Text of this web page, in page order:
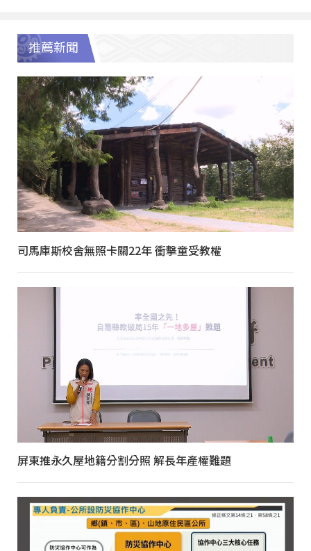
推薦新聞
司馬庫斯校舍無照卡關22年 衝擊童受教權
屏東推永久屋地籍分割分照 解長年產權難題